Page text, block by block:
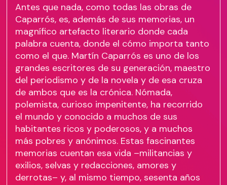
Antes que nada, como todas las obras de
Caparrós, es, además de sus memorias, un
magnífico artefacto literario donde cada
palabra cuenta, donde el cómo importa tanto
como el que. Martín Caparrós es uno de los
grandes escritores de su generación, maestro
del periodismo y de la novela y de esa cruza
de ambos que es la crónica. Nómada,
polemista, curioso impenitente, ha recorrido
el mundo y conocido a muchos de sus
habitantes ricos y poderosos, y a muchos
más pobres y anónimos. Estas fascinantes
memorias cuentan esa vida –militancias y
exilios, selvas y redacciones, amores y
derrotas– y, al mismo tiempo, sesenta años